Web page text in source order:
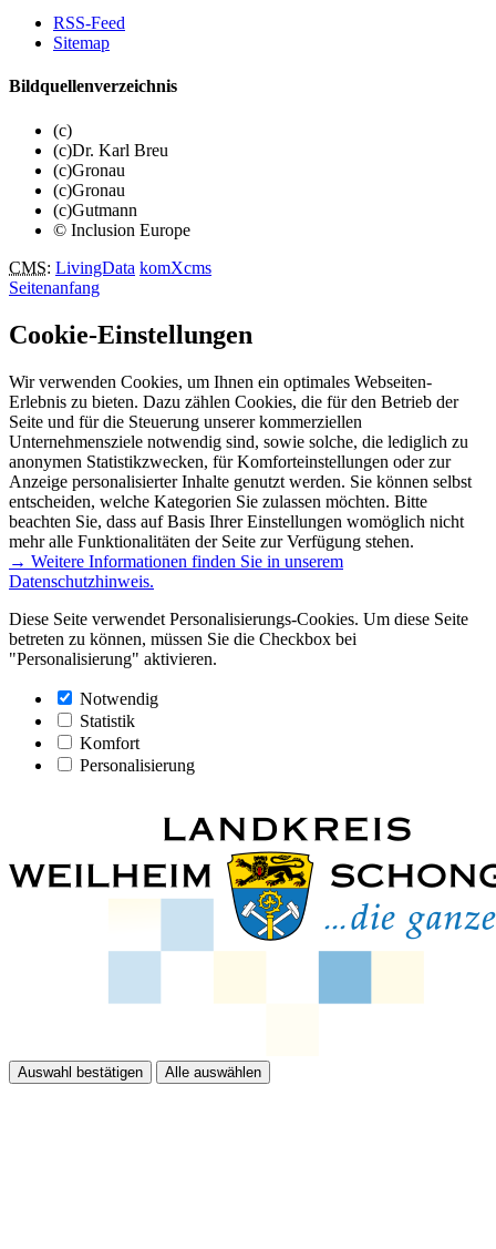
RSS-Feed
Sitemap
Bildquellenverzeichnis
(c)
(c)Dr. Karl Breu
(c)Gronau
(c)Gronau
(c)Gutmann
© Inclusion Europe
CMS: LivingData komXcms
Seitenanfang
Cookie-Einstellungen
Wir verwenden Cookies, um Ihnen ein optimales Webseiten-
Erlebnis zu bieten. Dazu zählen Cookies, die für den Betrieb der
Seite und für die Steuerung unserer kommerziellen
Unternehmensziele notwendig sind, sowie solche, die lediglich zu
anonymen Statistikzwecken, für Komforteinstellungen oder zur
Anzeige personalisierter Inhalte genutzt werden. Sie können selbst
entscheiden, welche Kategorien Sie zulassen möchten. Bitte
beachten Sie, dass auf Basis Ihrer Einstellungen womöglich nicht
mehr alle Funktionalitäten der Seite zur Verfügung stehen.
→ Weitere Informationen finden Sie in unserem
Datenschutzhinweis.
Diese Seite verwendet Personalisierungs-Cookies. Um diese Seite
betreten zu können, müssen Sie die Checkbox bei
"Personalisierung" aktivieren.
Notwendig
Statistik
Komfort
Personalisierung
Auswahl bestätigen Alle auswählen